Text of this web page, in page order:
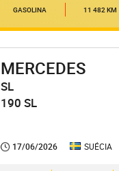
GASOLINA 11 482 KM
MERCEDES
SL
190 SL
17/06/2026 SUÉCIA